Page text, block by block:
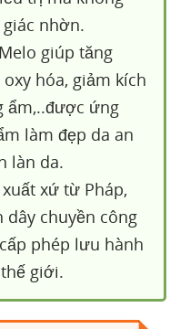
nhờn.
giúp tăng
hóa, giảm kích
ẩm,..được ứng
làm đẹp da an
làn da.
xứ từ Pháp,
chuyền công
phép lưu hành
giới.